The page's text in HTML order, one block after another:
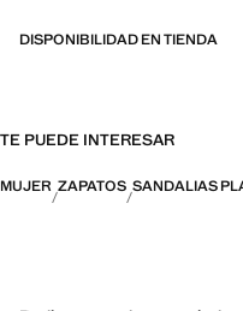
DISPONIBILIDAD EN TIENDA
TE PUEDE INTERESAR
MUJER ZAPATOS SANDALIAS